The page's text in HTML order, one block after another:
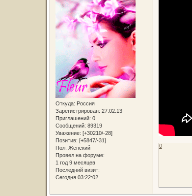
Откуда: Россия
Зарегистрирован: 27.02.13
Приглашений: 0
Сообщений: 89319
Уважение: [+30210/-28]
Позитив: [+5847/-31]
Пол: Женский
Провел на форуме:
1 год 9 месяцев
Последний визит:
Сегодня 03:22:02
0